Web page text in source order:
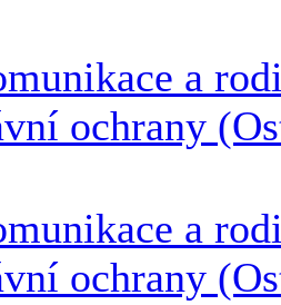
a
ochrany
a
ochrany